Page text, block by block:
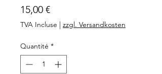
15,00 €Prix
TVA Incluse | zzgl. Versandkosten
Quantité *